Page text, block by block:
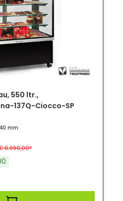
550 ltr.,
137Q-Ciocco-SP
mm
6.990,00*